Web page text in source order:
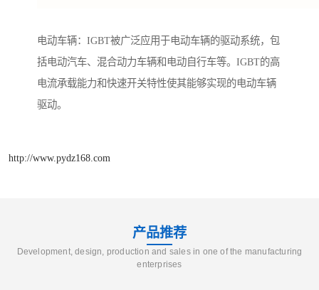
电动车辆：IGBT被广泛应用于电动车辆的驱动系统，包
括电动汽车、混合动力车辆和电动自行车等。IGBT的高
电流承载能力和快速开关特性使其能够实现的电动车辆
驱动。
http://www.pydz168.com
产品推荐
Development, design, production and sales in one of the manufacturing
enterprises